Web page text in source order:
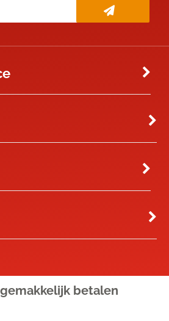
betalen